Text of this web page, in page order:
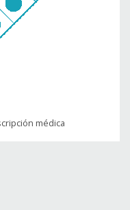
médica